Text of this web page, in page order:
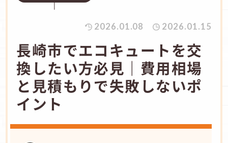
2026.01.08 2026.01.15
長崎市でエコキュートを交
換したい方必見｜費用相場
と見積もりで失敗しないポ
イント